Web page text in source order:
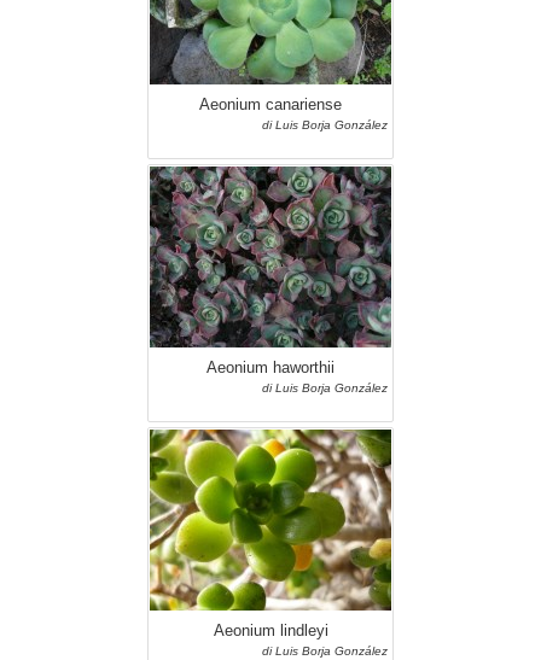
Aeonium canariense
di Luis Borja González
Aeonium haworthii
di Luis Borja González
Aeonium lindleyi
di Luis Borja González